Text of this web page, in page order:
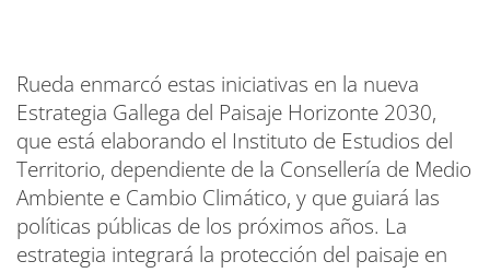
Rueda enmarcó estas iniciativas en la nueva
Estrategia Gallega del Paisaje Horizonte 2030,
que está elaborando el Instituto de Estudios del
Territorio, dependiente de la Consellería de Medio
Ambiente e Cambio Climático, y que guiará las
políticas públicas de los próximos años. La
estrategia integrará la protección del paisaje en